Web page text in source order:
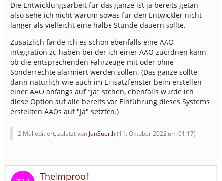
Die Entwicklungsarbeit für das ganze ist ja bereits getan
also sehe ich nicht warum sowas für den Entwickler nicht
länger als vielleicht eine halbe Stunde dauern sollte.
Zusätzlich fände ich es schön ebenfalls eine AAO
integration zu haben bei der ich einer AAO zuordnen kann
ob die entsprechenden Fahrzeuge mit oder ohne
Sonderrechte alarmiert werden sollen. (Das ganze sollte
dann natürlich wie auch im Einsatzfenster beim erstellen
einer AAO anfangs auf "Ja" stehen, ebenfalls würde ich
diese Option auf alle bereits vor Einführung dieses Systems
erstellten AAOs auf "Ja" setzten.)
2 Mal editiert, zuletzt von JanSuerth(11. Oktober 2022 um 01:17)
TheImproof